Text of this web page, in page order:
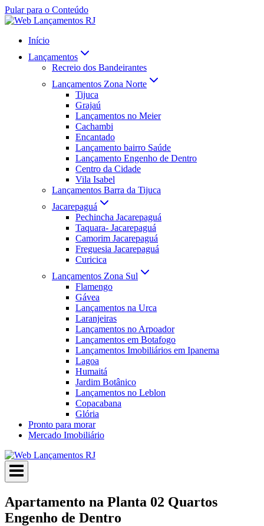
Pular para o Conteúdo
Início
Lançamentos
Recreio dos Bandeirantes
Lançamentos Zona Norte
Tijuca
Grajaú
Lançamentos no Meier
Cachambi
Encantado
Lançamento bairro Saúde
Lançamento Engenho de Dentro
Centro da Cidade
Vila Isabel
Lançamentos Barra da Tijuca
Jacarepaguá
Pechincha Jacarepaguá
Taquara- Jacarepaguá
Camorim Jacarepaguá
Freguesia Jacarepaguá
Curicica
Lançamentos Zona Sul
Flamengo
Gávea
Lançamentos na Urca
Laranjeiras
Lançamentos no Arpoador
Lançamentos em Botafogo
Lançamentos Imobiliários em Ipanema
Lagoa
Humaitá
Jardim Botânico
Lançamentos no Leblon
Copacabana
Glória
Pronto para morar
Mercado Imobiliário
Apartamento na Planta 02 Quartos
Engenho de Dentro